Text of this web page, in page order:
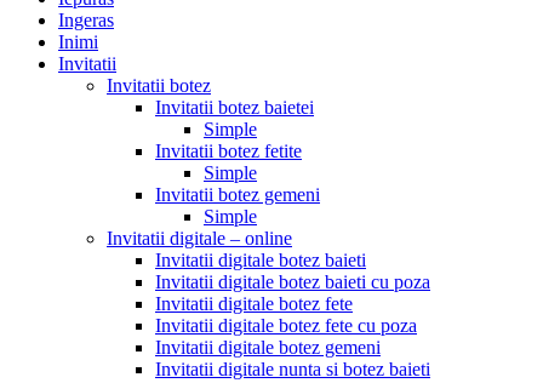
Ingeras
Inimi
Invitatii
Invitatii botez
Invitatii botez baietei
Simple
Invitatii botez fetite
Simple
Invitatii botez gemeni
Simple
Invitatii digitale – online
Invitatii digitale botez baieti
Invitatii digitale botez baieti cu poza
Invitatii digitale botez fete
Invitatii digitale botez fete cu poza
Invitatii digitale botez gemeni
Invitatii digitale nunta si botez baieti